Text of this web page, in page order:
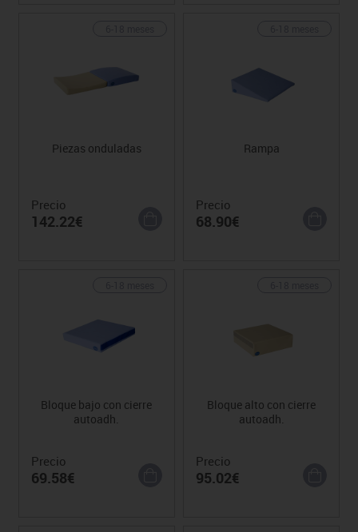
Piezas onduladas
Precio
142.22€
Rampa
Precio
68.90€
Bloque bajo con cierre
autoadh.
Precio
69.58€
Bloque alto con cierre
autoadh.
Precio
95.02€